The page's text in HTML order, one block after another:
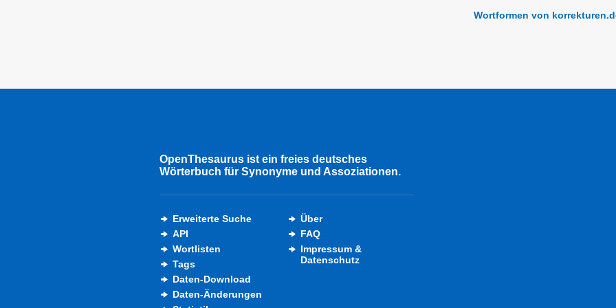
Wortformen von
OpenThesaurus ist ein freies deutsches
Wörterbuch für Synonyme und Assoziationen.
Erweiterte Suche
API
Wortlisten
Tags
Daten-Download
Daten-Änderungen
Über
FAQ
Impressum &
Datenschutz